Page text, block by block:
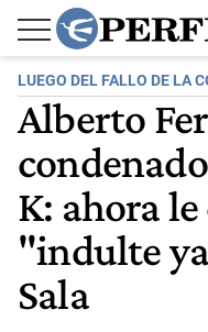
LUEGO DEL FALLO DE LA
Alberto
K: ahora
"indulte
Sala